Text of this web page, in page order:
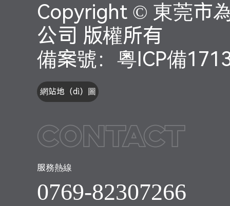
Copyright © 東莞市
公司 版權所有
備案號： 粵ICP備
網站地（dì）圖
Contact
服務熱線
0769-82307266